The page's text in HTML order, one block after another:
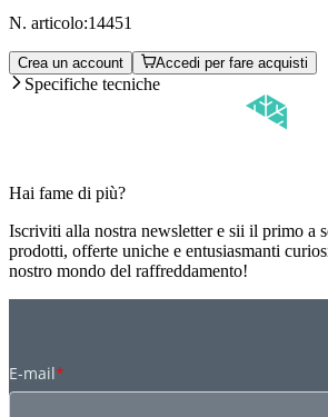
N. articolo:14451
Crea un account Accedi per fare acquisti
Specifiche tecniche
Hai fame di più?
Iscriviti alla nostra newsletter e sii il primo a
prodotti, offerte uniche e entusiasmanti
nostro mondo del raffreddamento!
E-mail*